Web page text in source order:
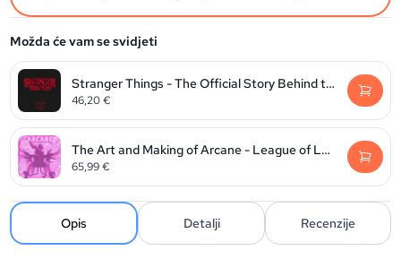
Možda će vam se svidjeti
Stranger Things - The Official Story Behind the Legendary Series
46,20€
The Art and Making of Arcane - League of Legends
65,99€
Opis Detalji Recenzije